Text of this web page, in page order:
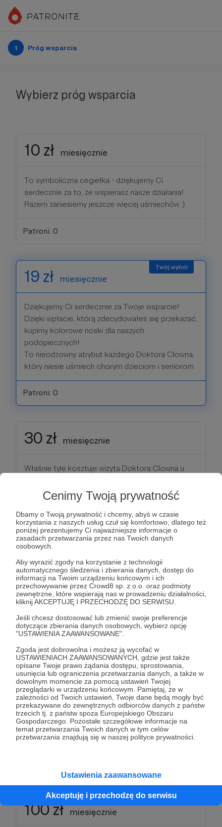
Cenimy Twoją prywatność
Dbamy o Twoją prywatność i chcemy, abyś w czasie
korzystania z naszych usług czuł się komfortowo, dlatego też
poniżej prezentujemy Ci najważniejsze informacje o
zasadach przetwarzania przez nas Twoich danych
osobowych.
Aby wyrazić zgody na korzystanie z technologii
automatycznego śledzenia i zbierania danych, dostęp do
informacji na Twoim urządzeniu końcowym i ich
przechowywanie przez Crowd8 sp. z o.o. oraz podmioty
zewnętrzne, które wspierają nas w prowadzeniu działalności,
kliknij AKCEPTUJĘ I PRZECHODZĘ DO SERWISU.
Jeśli chcesz dostosować lub zmienić swoje preferencje
dotyczące zbierania danych osobowych, wybierz opcję
"USTAWIENIA ZAAWANSOWANE".
Zgoda jest dobrowolna i możesz ją wycofać w
USTAWIENIACH ZAAWANSOWANYCH, gdzie jest także
opisane Twoje prawo żądania dostępu, sprostowania,
usunięcia lub ograniczenia przetwarzania danych, a także w
dowolnym momencie za pomocą ustawień Twojej
przeglądarki w urządzeniu końcowym. Pamiętaj, że w
zależności od Twoich ustawień, Twoje dane będą mogły być
przekazywane do zewnętrznych odbiorców danych z państw
trzecich tj. z państw spoza Europejskiego Obszaru
Gospodarczego. Pozostałe szczegółowe informacje na
temat przetwarzania Twoich danych w tym celów
przetwarzania znajdują się w naszej polityce prywatności.
Ustawienia zaawansowane
Akceptuję i przechodzę do serwisu
1 Próg wsparcia
Wybierz próg wsparcia
10 zł miesięcznie
To symboliczna cegiełka - dziękujemy Ci
serdecznie za to, że wspierasz nasze działania!
Razem zaniesiemy jeszcze więcej uśmiechów :)
Patroni: 0
19 zł miesięcznie
Dziękujemy Ci serdecznie za Twoje wsparcie!
Dzięki wpłacie, którą zdecydowałeś się przekazać,
kupimy kolorowe noski dla naszych
podopiecznych!
To nieodzowny atrybut każdego Doktora Clowna,
który niesie uśmiech chorym dzieciom i seniorom.
Patroni: 0
30 zł miesięcznie
Właśnie tyle kosztuje wizyta Doktora Clowna u
Wpłacając taką kwotę sprawiasz, że będziemy
mogli odwiedzić kolejnego pacjenta i pomóc mu
zapomnieć o swojej chorobie.
Podaruj uśmiech kolejnemu dziecku :)
Patroni: 0
50 zł miesięcznie
za pomoc!
Właśnie sfinansowałeś upominki, które Doktorzy
Clowni przekażą chorym dzieciom. W smutnej,
szpitalnej sali, wśród kroplówek i medycznej
aparatury wyczarują dla nich kolorowe balony,
noski i bańki. Dzięki Tobie, te dzieciaki choć na
chwilę zapomną, gdzie są...
Od dziś Jesteś Mega Siewcą Uśmiechu :)
100 zł miesięcznie